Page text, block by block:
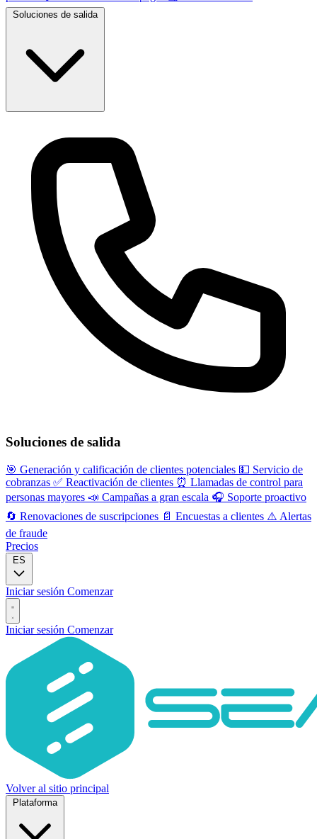
Soluciones de salida
Soluciones de salida
🎯 Generación y calificación de clientes potenciales 💵 Servicio de
cobranzas ✅ Reactivación de clientes ⏰ Llamadas de control para
personas mayores 📣 Campañas a gran escala 🎧 Soporte proactivo
🔄 Renovaciones de suscripciones 📄 Encuestas a clientes ⚠️ Alertas
de fraude
Precios
ES
Iniciar sesión Comenzar
Iniciar sesión Comenzar
Volver al sitio principal
Plataforma